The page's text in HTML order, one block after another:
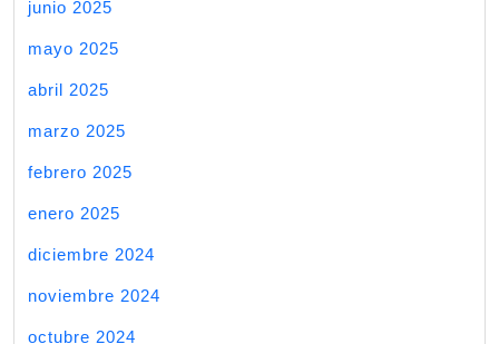
junio 2025
mayo 2025
abril 2025
marzo 2025
febrero 2025
enero 2025
diciembre 2024
noviembre 2024
octubre 2024